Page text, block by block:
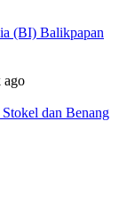
(BI) Balikpapan
ago
dan Benang